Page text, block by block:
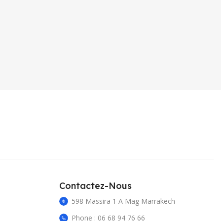
Contactez-Nous
598 Massira 1 A Mag Marrakech
Phone : 06 68 94 76 66